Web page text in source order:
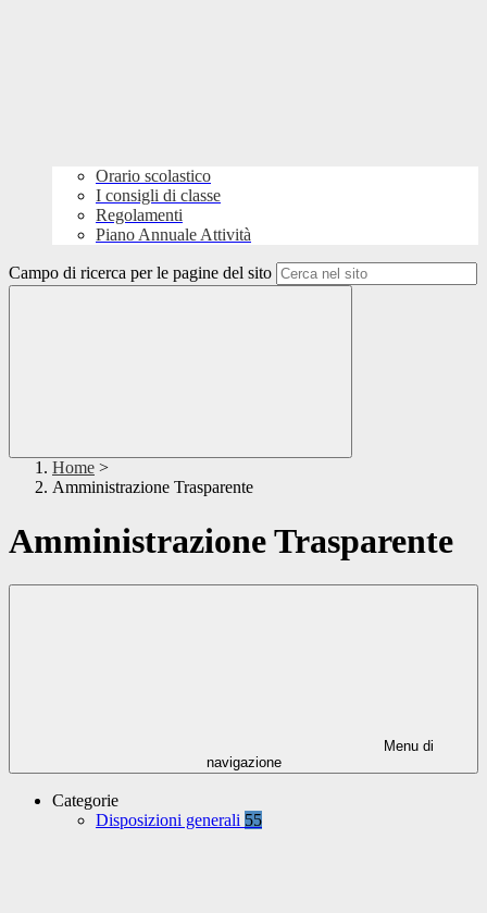
Orario scolastico
I consigli di classe
Regolamenti
Piano Annuale Attività
Campo di ricerca per le pagine del sito
Home >
Amministrazione Trasparente
Amministrazione Trasparente
Menu di
navigazione
Categorie
Disposizioni generali 55